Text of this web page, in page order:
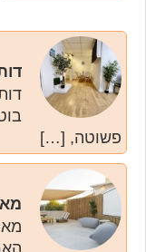
פשוטה, […]